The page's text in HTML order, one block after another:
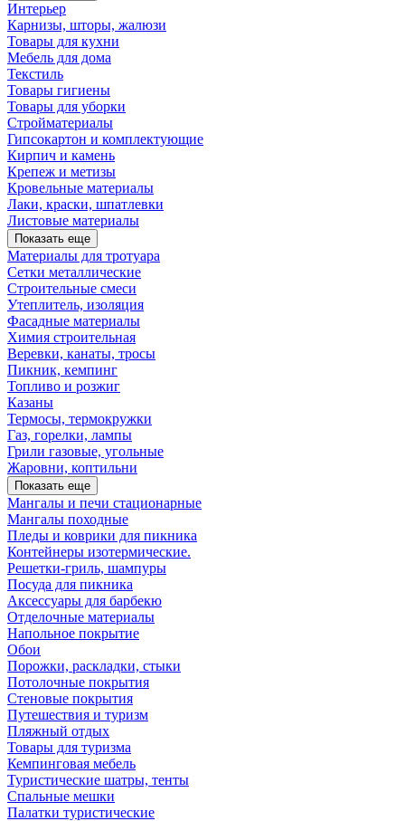
Интерьер
Карнизы, шторы, жалюзи
Товары для кухни
Мебель для дома
Текстиль
Товары гигиены
Товары для уборки
Стройматериалы
Гипсокартон и комплектующие
Кирпич и камень
Крепеж и метизы
Кровельные материалы
Лаки, краски, шпатлевки
Листовые материалы
Показать еще
Материалы для тротуара
Сетки металлические
Строительные смеси
Утеплитель, изоляция
Фасадные материалы
Химия строительная
Веревки, канаты, тросы
Пикник, кемпинг
Топливо и розжиг
Казаны
Термосы, термокружки
Газ, горелки, лампы
Грили газовые, угольные
Жаровни, коптильни
Показать еще
Мангалы и печи стационарные
Мангалы походные
Пледы и коврики для пикника
Контейнеры изотермические.
Решетки-гриль, шампуры
Посуда для пикника
Аксессуары для барбекю
Отделочные материалы
Напольное покрытие
Обои
Порожки, раскладки, стыки
Потолочные покрытия
Стеновые покрытия
Путешествия и туризм
Пляжный отдых
Товары для туризма
Кемпинговая мебель
Туристические шатры, тенты
Спальные мешки
Палатки туристические